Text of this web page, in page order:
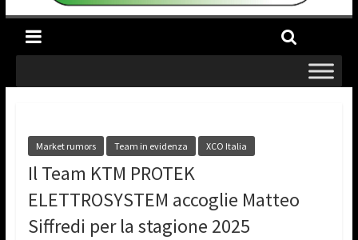
Market rumors Team in evidenza XCO Italia
Il Team KTM PROTEK
ELETTROSYSTEM accoglie Matteo
Siffredi per la stagione 2025